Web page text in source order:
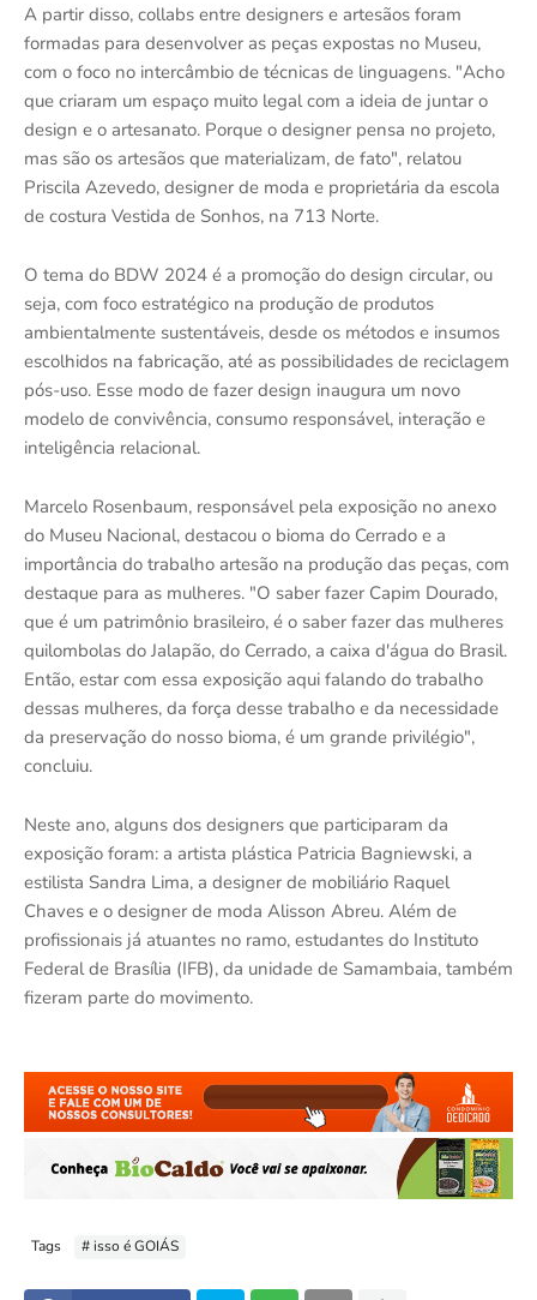
A partir disso, collabs entre designers e artesãos foram
formadas para desenvolver as peças expostas no Museu,
com o foco no intercâmbio de técnicas de linguagens. "Acho
que criaram um espaço muito legal com a ideia de juntar o
design e o artesanato. Porque o designer pensa no projeto,
mas são os artesãos que materializam, de fato", relatou
Priscila Azevedo, designer de moda e proprietária da escola
de costura Vestida de Sonhos, na 713 Norte.
O tema do BDW 2024 é a promoção do design circular, ou
seja, com foco estratégico na produção de produtos
ambientalmente sustentáveis, desde os métodos e insumos
escolhidos na fabricação, até as possibilidades de reciclagem
pós-uso. Esse modo de fazer design inaugura um novo
modelo de convivência, consumo responsável, interação e
inteligência relacional.
Marcelo Rosenbaum, responsável pela exposição no anexo
do Museu Nacional, destacou o bioma do Cerrado e a
importância do trabalho artesão na produção das peças, com
destaque para as mulheres. "O saber fazer Capim Dourado,
que é um patrimônio brasileiro, é o saber fazer das mulheres
quilombolas do Jalapão, do Cerrado, a caixa d'água do Brasil.
Então, estar com essa exposição aqui falando do trabalho
dessas mulheres, da força desse trabalho e da necessidade
da preservação do nosso bioma, é um grande privilégio",
concluiu.
Neste ano, alguns dos designers que participaram da
exposição foram: a artista plástica Patricia Bagniewski, a
estilista Sandra Lima, a designer de mobiliário Raquel
Chaves e o designer de moda Alisson Abreu. Além de
profissionais já atuantes no ramo, estudantes do Instituto
Federal de Brasília (IFB), da unidade de Samambaia, também
fizeram parte do movimento.
Tags # isso é GOIÁS